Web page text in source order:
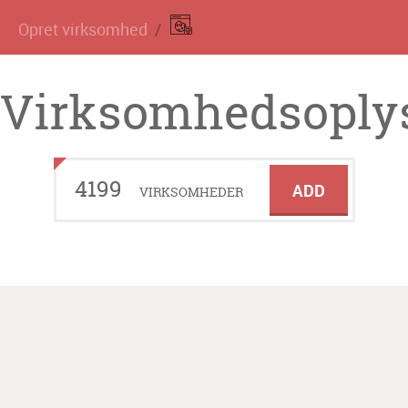
Opret virksomhed
4199 VIRKSOMHEDER ADD